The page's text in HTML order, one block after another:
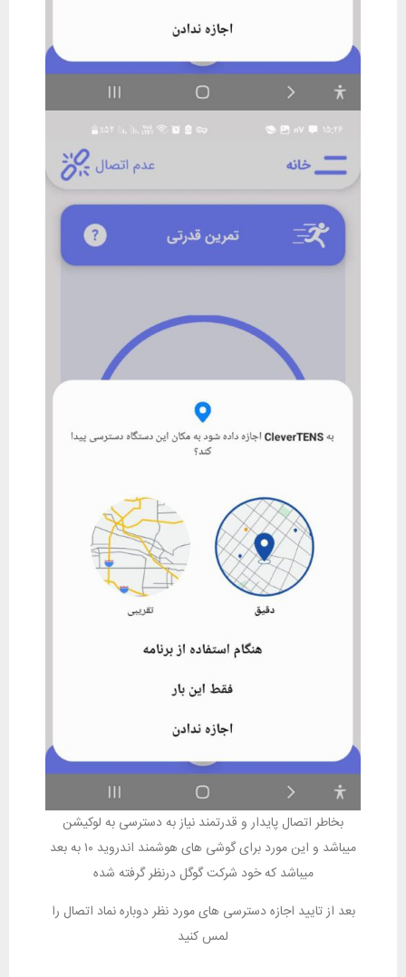
بخاطر اتصال پایدار و قدرتمند نیاز به دسترسی به لوکیشن
میباشد و این مورد برای گوشی های هوشمند اندروید ۱۰ به بعد
میباشد که خود شرکت گوگل درنظر گرفته شده
بعد از تایید اجازه دسترسی های مورد نظر دوباره نماد اتصال را
لمس کنید